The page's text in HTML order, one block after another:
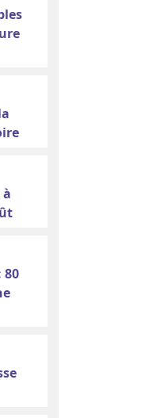
80